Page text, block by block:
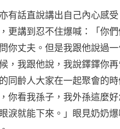
有話直說講出自己內心感受
更講到忍不住爆喊：「你
你丈夫。但是我跟他說過
，我跟他說，我說鐸鐸你
同齡人大家在一起聚會的
你看我孫子，我外孫這麼好
淚就能下來。」眼見奶奶